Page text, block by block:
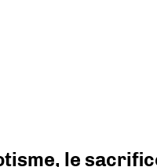
le